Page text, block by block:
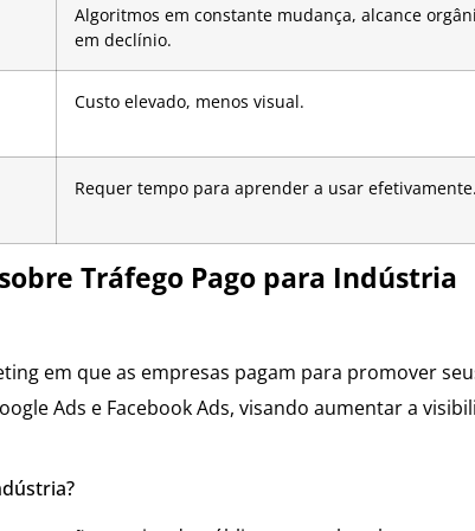
Algoritmos em constante mudança, alcance
em declínio.
Custo elevado, menos visual.
Requer tempo para aprender a usar efetivamente.
Tráfego Pago para Indústria
em que as empresas pagam para promover
Ads e Facebook Ads, visando aumentar a